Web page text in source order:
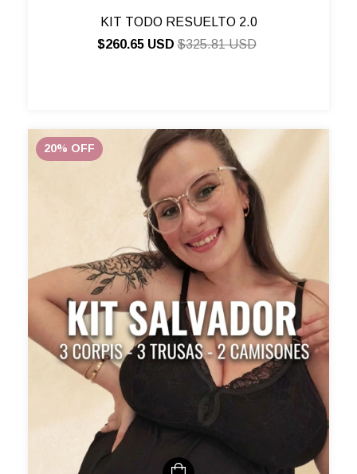
KIT TODO RESUELTO 2.0
$260.65 USD$325.81 USD
20% OFF